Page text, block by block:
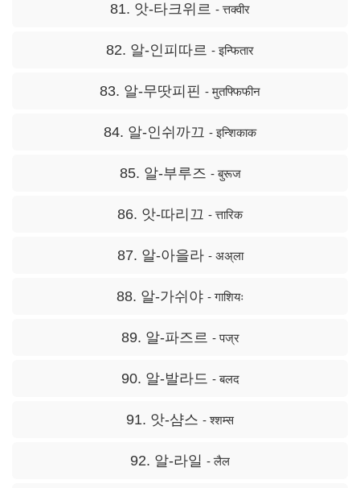
81. 앗-타크위르 - त्तक्वीर
82. 알-인피따르 - इन्फितार
83. 알-무땃피핀 - मुतफ्फिफीन
84. 알-인쉬까끄 - इन्शिकाक
85. 알-부루즈 - बुरूज
86. 앗-따리끄 - त्तारिक
87. 알-아을라 - अअ्ला
88. 알-가쉬야 - गाशियः
89. 알-파즈르 - पज्र
90. 알-발라드 - बलद
91. 앗-샴스 - श्शम्स
92. 알-라일 - लैल